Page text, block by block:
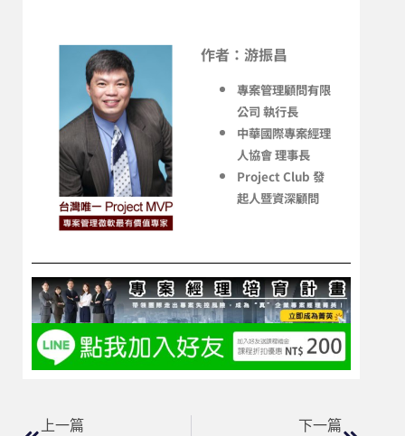
作者：游振昌
專案管理顧問有限
公司 執行長
中華國際專案經理
人協會 理事長
Project Club 發
起人暨資深顧問
上一篇 下一篇